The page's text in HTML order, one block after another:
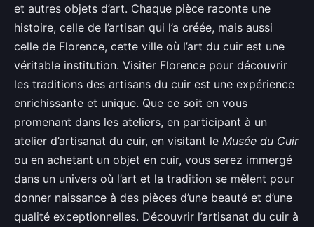
et autres objets d’art. Chaque pièce raconte une
histoire, celle de l’artisan qui l’a créée, mais aussi
celle de Florence, cette ville où l’art du cuir est une
véritable institution. Visiter Florence pour découvrir
les traditions des artisans du cuir est une expérience
enrichissante et unique. Que ce soit en vous
promenant dans les ateliers, en participant à un
atelier d’artisanat du cuir, en visitant le Musée du Cuir
ou en achetant un objet en cuir, vous serez immergé
dans un univers où l’art et la tradition se mêlent pour
donner naissance à des pièces d’une beauté et d’une
qualité exceptionnelles. Découvrir l’artisanat du cuir à